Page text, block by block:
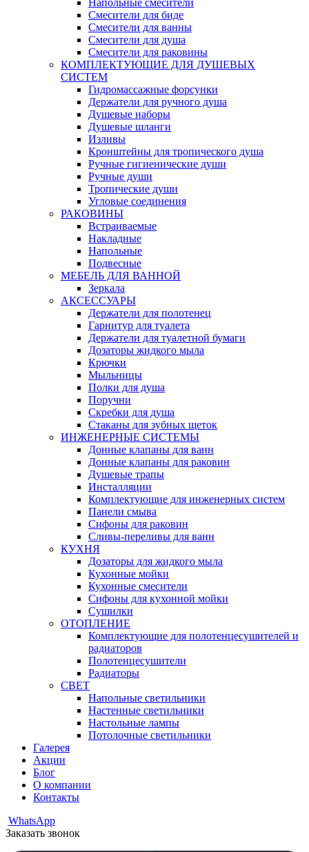
Напольные смесители
Смесители для биде
Смесители для ванны
Смесители для душа
Смесители для раковины
КОМПЛЕКТУЮЩИЕ ДЛЯ ДУШЕВЫХ
СИСТЕМ
Гидромассажные форсунки
Держатели для ручного душа
Душевые наборы
Душевые шланги
Изливы
Кронштейны для тропического душа
Ручные гигиенические души
Ручные души
Тропические души
Угловые соединения
РАКОВИНЫ
Встраиваемые
Накладные
Напольные
Подвесные
МЕБЕЛЬ ДЛЯ ВАННОЙ
Зеркала
АКСЕССУАРЫ
Держатели для полотенец
Гарнитур для туалета
Держатели для туалетной бумаги
Дозаторы жидкого мыла
Крючки
Мыльницы
Полки для душа
Поручни
Скребки для душа
Стаканы для зубных щеток
ИНЖЕНЕРНЫЕ СИСТЕМЫ
Донные клапаны для ванн
Донные клапаны для раковин
Душевые трапы
Инсталляции
Комплектующие для инженерных систем
Панели смыва
Сифоны для раковин
Сливы-переливы для ванн
КУХНЯ
Дозаторы для жидкого мыла
Кухонные мойки
Кухонные смесители
Сифоны для кухонной мойки
Сушилки
ОТОПЛЕНИЕ
Комплектующие для полотенцесушителей и
радиаторов
Полотенцесушители
Радиаторы
СВЕТ
Напольные светильники
Настенные светильники
Настольные лампы
Потолочные светильники
Галерея
Акции
Блог
О компании
Контакты
WhatsApp
Заказать звонок